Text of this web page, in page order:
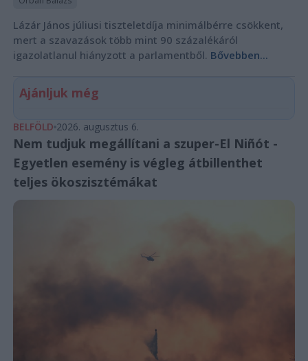
Lázár János júliusi tiszteletdíja minimálbérre csökkent,
mert a szavazások több mint 90 százalékáról
igazolatlanul hiányzott a parlamentből. Bővebben...
Ajánljuk még
BELFÖLD 2026. augusztus 6.
Nem tudjuk megállítani a szuper-El Niñót -
Egyetlen esemény is végleg átbillenthet
teljes ökoszisztémákat